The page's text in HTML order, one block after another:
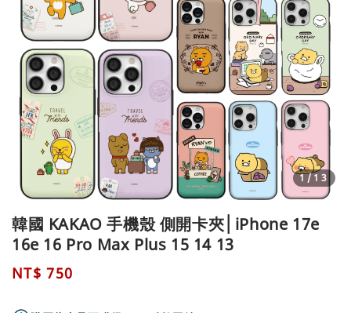
1/13
韓國 KAKAO 手機殼 側開卡夾│iPhone 17e
16e 16 Pro Max Plus 15 14 13
Regular
NT$ 750